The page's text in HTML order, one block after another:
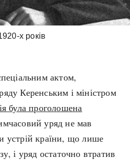
х років
актом,
Керенським і міністром
була проголошена
уряд не мав
устрій країни, що лише
і уряд остаточно втратив